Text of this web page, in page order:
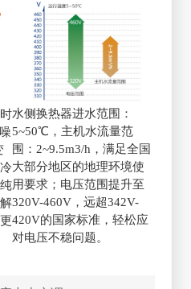
水侧换热器进水范围：
5~50℃，主机水流量范
围：2~9.5m3/h，满足全国
大部分地区的地理环境使
用要求；电压范围提升至
320V-460V，远超342V-
420V的国家标准，轻松应
对电压不稳问题。